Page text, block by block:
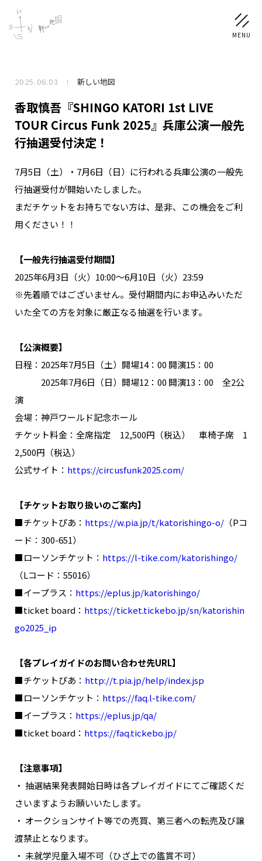
NEWS
SCHEDULE
稲垣 吾郎 草彅 剛 香取 慎吾
DISCOGRAPHY
NAKAMA入会
CHIZULOG
FAQ
メールマガジン登録/解除
2025.06.03 新しい地図
香取慎吾『SHINGO KATORI 1st LIVE
TOUR Circus Funk 2025』兵庫公演一般先
行抽選受付決定！
7月5日（土）・7月6日（日）に行われる兵庫公演の一般先
行抽選受付が開始いたしました。
まだチケットをお持ちでない方は、是非、この機会をご利
用ください！！
【一般先行抽選受付期間】
2025年6月3日（火）10:00～6月10日（火）23:59
※先着順ではございません。受付期間内にお申込みいただ
いた全ての方を対象に厳正なる抽選を行います。
【公演概要】
日程：2025年7月5日（土）開場14：00 開演15：00
2025年7月6日（日）開場12：00 開演13：00 全2公
演
会場：神戸ワールド記念ホール
チケット料金：全席指定 12,500円（税込） 車椅子席 1
2,500円（税込）
公式サイト： https://circusfunk2025.com/
【チケットお取り扱いのご案内】
■チケットぴあ： https://w.pia.jp/t/katorishingo-o/ （Pコ
ード：300-651）
■ローソンチケット： https://l-tike.com/katorishingo/
（Lコード：55016）
■イープラス： https://eplus.jp/katorishingo/
■ticket board： https://ticket.tickebo.jp/sn/katorishin
go2025_ip
【各プレイガイドのお問い合わせ先URL】
■チケットぴあ： http://t.pia.jp/help/index.jsp
■ローソンチケット： https://faq.l-tike.com/
■イープラス： https://eplus.jp/qa/
■ticket board： https://faq.tickebo.jp/
【注意事項】
・ 抽選結果発表開始日時は各プレイガイドにてご確認くだ
さいますようお願いいたします。
・ オークションサイト等での売買、第三者への転売及び譲
渡禁止となります。
・ 未就学児童入場不可（ひざ上での鑑賞不可）